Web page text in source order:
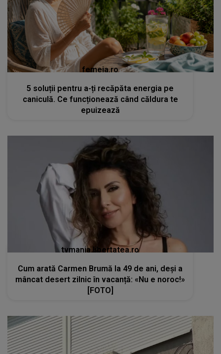
femeia.ro
5 soluții pentru a-ți recăpăta energia pe
caniculă. Ce funcționează când căldura te
epuizează
tvmania.libertatea.ro
Cum arată Carmen Brumă la 49 de ani, deși a
mâncat desert zilnic în vacanță: «Nu e noroc!»
[FOTO]